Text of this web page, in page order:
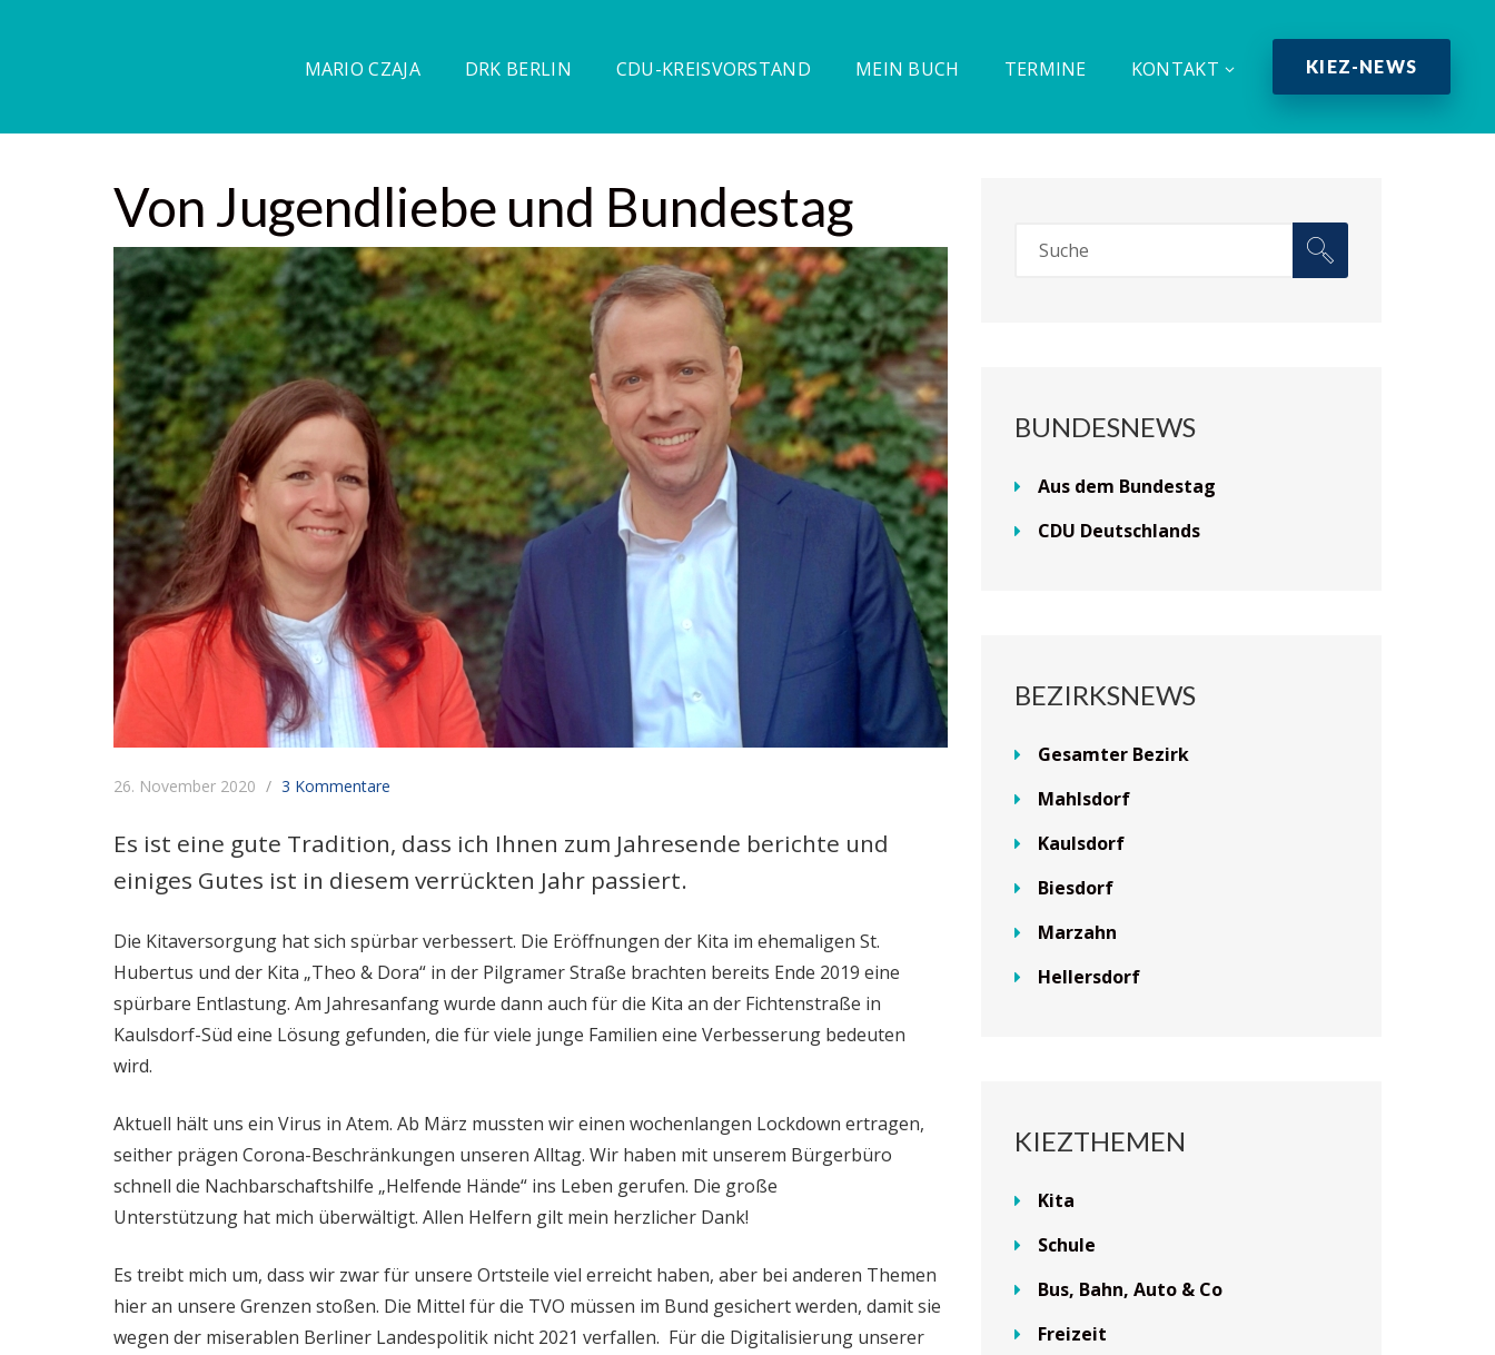
MARIO CZAJA DRK BERLIN CDU-KREISVORSTAND MEIN BUCH TERMINE KONTAKT KIEZ-NEWS
Von Jugendliebe und Bundestag
26. November 2020 3 Kommentare
Es ist eine gute Tradition, dass ich Ihnen zum Jahresende berichte und
einiges Gutes ist in diesem verrückten Jahr passiert.
Die Kitaversorgung hat sich spürbar verbessert. Die Eröffnungen der Kita im ehemaligen St.
Hubertus und der Kita „Theo & Dora“ in der Pilgramer Straße brachten bereits Ende 2019 eine
spürbare Entlastung. Am Jahresanfang wurde dann auch für die Kita an der Fichtenstraße in
Kaulsdorf-Süd eine Lösung gefunden, die für viele junge Familien eine Verbesserung bedeuten
wird.
Aktuell hält uns ein Virus in Atem. Ab März mussten wir einen wochenlangen Lockdown ertragen,
seither prägen Corona-Beschränkungen unseren Alltag. Wir haben mit unserem Bürgerbüro
schnell die Nachbarschaftshilfe „Helfende Hände“ ins Leben gerufen. Die große
Unterstützung hat mich überwältigt. Allen Helfern gilt mein herzlicher Dank!
Es treibt mich um, dass wir zwar für unsere Ortsteile viel erreicht haben, aber bei anderen Themen
hier an unsere Grenzen stoßen. Die Mittel für die TVO müssen im Bund gesichert werden, damit sie
wegen der miserablen Berliner Landespolitik nicht 2021 verfallen. Für die Digitalisierung unserer
BUNDESNEWS
Aus dem Bundestag
CDU Deutschlands
BEZIRKSNEWS
Gesamter Bezirk
Mahlsdorf
Kaulsdorf
Biesdorf
Marzahn
Hellersdorf
KIEZTHEMEN
Kita
Schule
Bus, Bahn, Auto & Co
Freizeit